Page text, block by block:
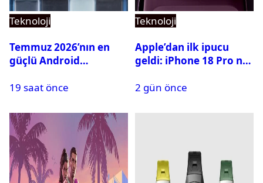
Teknoloji
Temmuz 2026’nın en
güçlü Android
19 saat önce
Teknoloji
Apple’dan ilk ipucu
geldi: iPhone 18 Pro ne
2 gün önce